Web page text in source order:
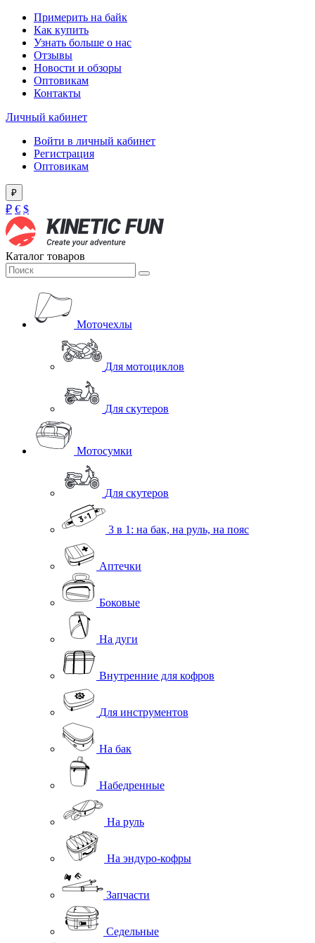
Примерить на байк
Как купить
Узнать больше о нас
Отзывы
Новости и обзоры
Оптовикам
Контакты
Личный кабинет
Войти в личный кабинет
Регистрация
Оптовикам
₽
₽ € $
Каталог товаров
Моточехлы
Для мотоциклов
Для скутеров
Мотосумки
Для скутеров
3 в 1: на бак, на руль, на пояс
Аптечки
Боковые
На дуги
Внутренние для кофров
Для инструментов
На бак
Набедренные
На руль
На эндуро-кофры
Запчасти
Седельные